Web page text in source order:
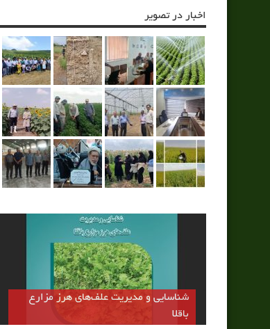
اخبار در تصویر
شناسایی و مدیریت علف‌های هرز مزارع
باقلا
رقم مهتا اولين رقم كم تانن باقلا كشور
جايگزين بخشي از كنجاله سويا و دانه ذرت
در جيره طيور